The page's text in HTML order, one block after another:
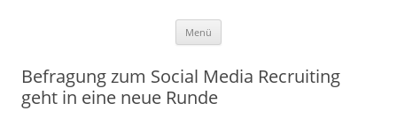
Menü
Befragung zum Social Media Recruiting
geht in eine neue Runde